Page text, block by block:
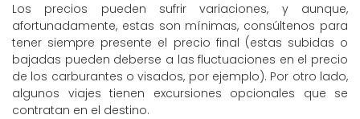
Los precios pueden sufrir variaciones, y aunque,
afortunadamente, estas son mínimas, consúltenos para
tener siempre presente el precio final (estas subidas o
bajadas pueden deberse a las fluctuaciones en el precio
de los carburantes o visados, por ejemplo). Por otro lado,
algunos viajes tienen excursiones opcionales que se
contratan en el destino.